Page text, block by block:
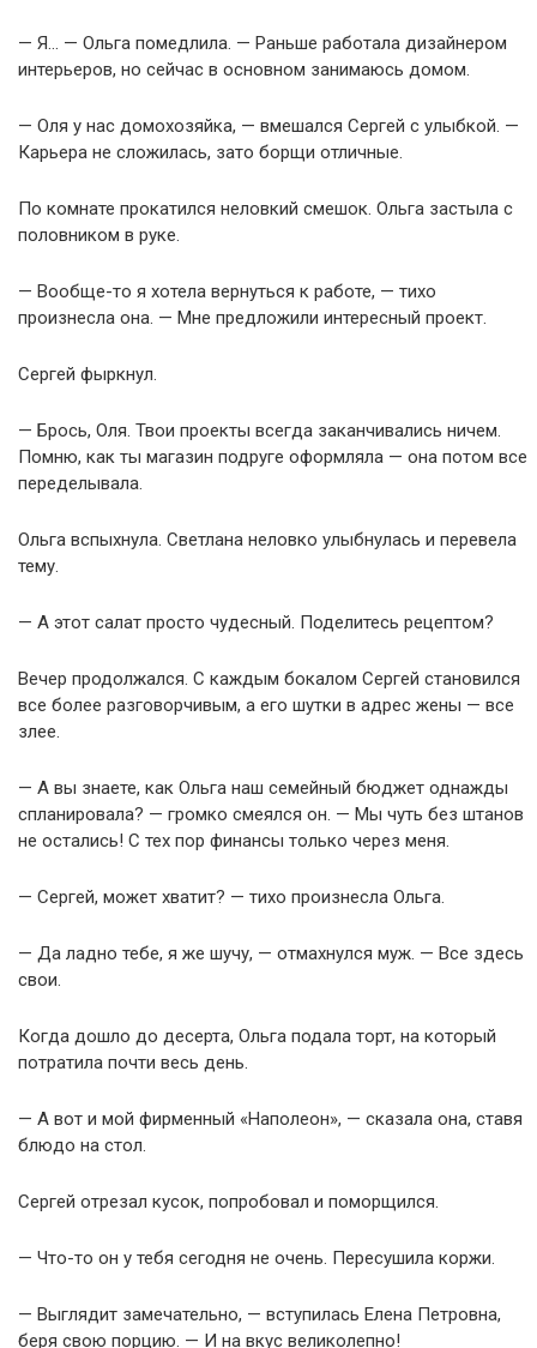
— Я… — Ольга помедлила. — Раньше работала дизайнером
интерьеров, но сейчас в основном занимаюсь домом.
— Оля у нас домохозяйка, — вмешался Сергей с улыбкой. —
Карьера не сложилась, зато борщи отличные.
По комнате прокатился неловкий смешок. Ольга застыла с
половником в руке.
— Вообще-то я хотела вернуться к работе, — тихо
произнесла она. — Мне предложили интересный проект.
Сергей фыркнул.
— Брось, Оля. Твои проекты всегда заканчивались ничем.
Помню, как ты магазин подруге оформляла — она потом все
переделывала.
Ольга вспыхнула. Светлана неловко улыбнулась и перевела
тему.
— А этот салат просто чудесный. Поделитесь рецептом?
Вечер продолжался. С каждым бокалом Сергей становился
все более разговорчивым, а его шутки в адрес жены — все
злее.
— А вы знаете, как Ольга наш семейный бюджет однажды
спланировала? — громко смеялся он. — Мы чуть без штанов
не остались! С тех пор финансы только через меня.
— Сергей, может хватит? — тихо произнесла Ольга.
— Да ладно тебе, я же шучу, — отмахнулся муж. — Все здесь
свои.
Когда дошло до десерта, Ольга подала торт, на который
потратила почти весь день.
— А вот и мой фирменный «Наполеон», — сказала она, ставя
блюдо на стол.
Сергей отрезал кусок, попробовал и поморщился.
— Что-то он у тебя сегодня не очень. Пересушила коржи.
— Выглядит замечательно, — вступилась Елена Петровна,
беря свою порцию. — И на вкус великолепно!